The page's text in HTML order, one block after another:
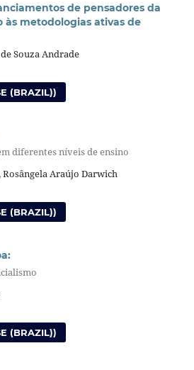
de pensadores da
às metodologias ativas de
Souza Andrade
(BRAZIL))
diferentes níveis de ensino
Araújo Darwich
(BRAZIL))
(BRAZIL))